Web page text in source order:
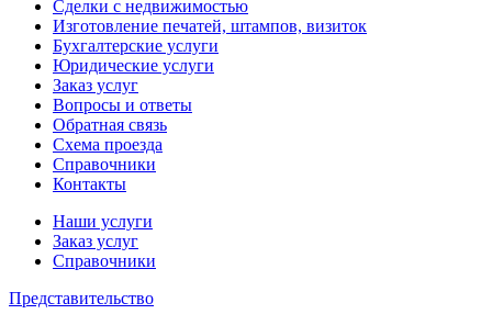
Сделки с недвижимостью
Изготовление печатей, штампов, визиток
Бухгалтерские услуги
Юридические услуги
Заказ услуг
Вопросы и ответы
Обратная связь
Схема проезда
Справочники
Контакты
Наши услуги
Заказ услуг
Справочники
Представительство